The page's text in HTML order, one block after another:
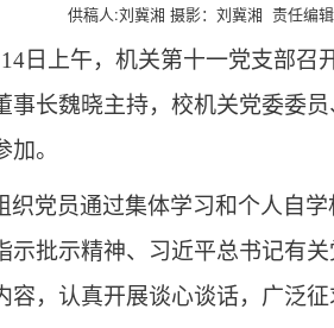
供稿人:刘冀湘 摄影：刘冀湘 责任编
日上午，机关第十一党支部召
事长魏晓主持，校机关党委委
。
织党员通过集体学习和个人自
示批示精神、习近平总书记有
容，认真开展谈心谈话，广泛